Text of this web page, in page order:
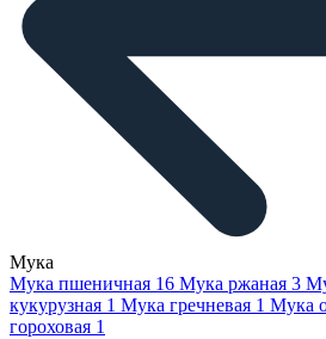
Мука
Мука пшеничная 16 Мука ржаная 3
кукурузная 1 Мука гречневая 1 Мука
гороховая 1